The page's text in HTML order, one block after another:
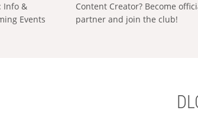
Info &
Events
Content Creator? Become
partner and join the club!